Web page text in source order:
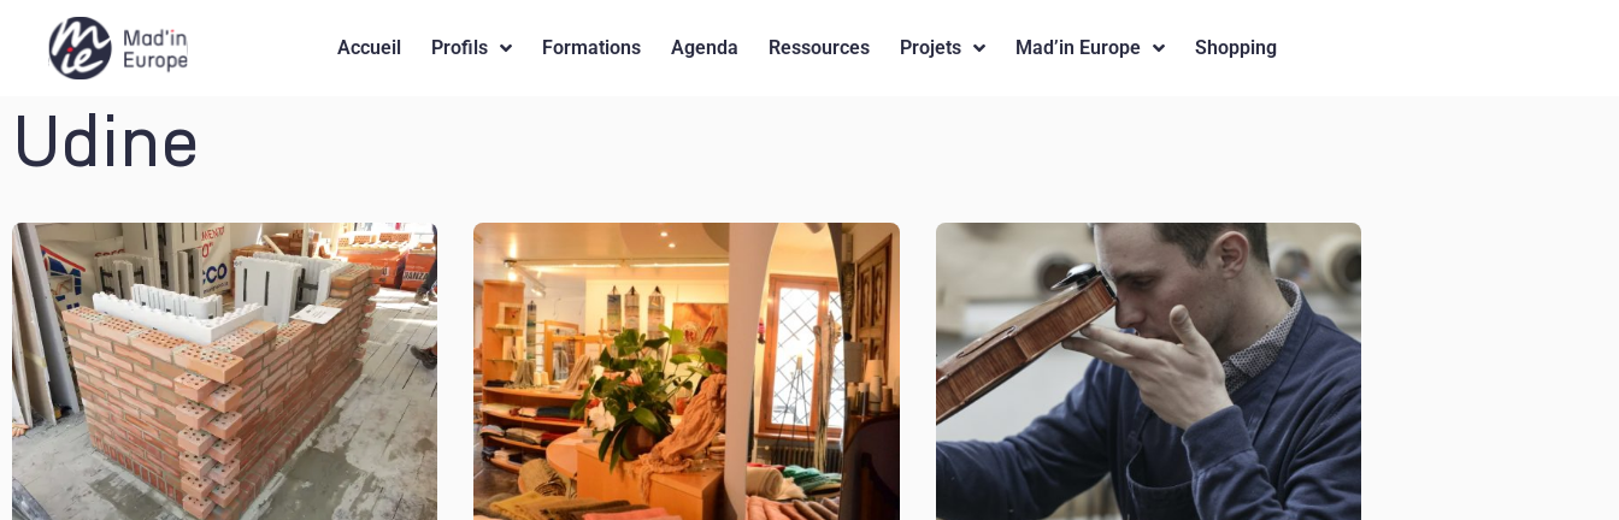
Accueil Profils Formations Agenda Ressources Projets Mad’in Europe Shopping
Udine